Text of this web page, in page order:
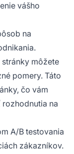
vášho
na
môžete
pomery. Táto
čo vám
na
A/B testovania
zákazníkov.